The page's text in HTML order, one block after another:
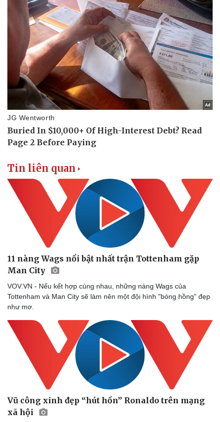
Doanh nghiệp
Thông tin doanh nghiệp
Doanh nghiệp 24h
Doanh nhân
Vì cộng đồng
Công nghệ
Sành điệu
Tin Công nghệ
Trải nghiệm
Chuyển đổi số
Tin liên quan
11 nàng Wags nổi bật nhất trận Tottenham gặp
Man City
VOV.VN - Nếu kết hợp cùng nhau, những nàng Wags của
Tottenham và Man City sẽ làm nên một đội hình "bóng hồng" đẹp
như mơ.
Vũ công xinh đẹp “hút hồn” Ronaldo trên mạng
xã hội